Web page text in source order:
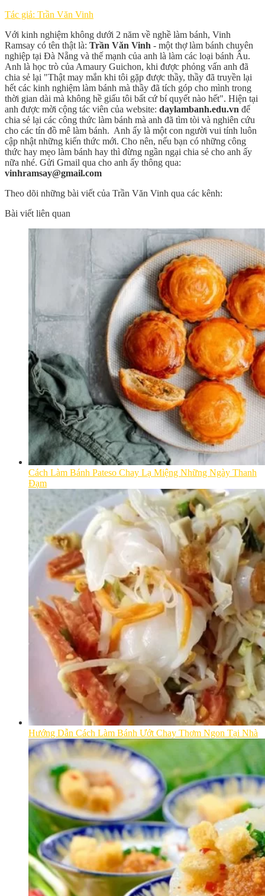
Tác giả: Trần Văn Vinh
Với kinh nghiệm không dưới 2 năm về nghề làm bánh, Vinh
Ramsay có tên thật là: Trần Văn Vinh - một thợ làm bánh chuyên
nghiệp tại Đà Nẵng và thế mạnh của anh là làm các loại bánh Âu.
Anh là học trò của Amaury Guichon, khi được phỏng vấn anh đã
chia sẻ lại "Thật may mắn khi tôi gặp được thầy, thầy đã truyền lại
hết các kinh nghiệm làm bánh mà thầy đã tích góp cho mình trong
thời gian dài mà không hề giấu tôi bất cứ bí quyết nào hết". Hiện tại
anh được mời cộng tác viên của website: daylambanh.edu.vn để
chia sẻ lại các công thức làm bánh mà anh đã tìm tòi và nghiên cứu
cho các tín đồ mê làm bánh. Anh ấy là một con người vui tính luôn
cập nhật những kiến thức mới. Cho nên, nếu bạn có những công
thức hay mẹo làm bánh hay thì đừng ngần ngại chia sẻ cho anh ấy
nữa nhé. Gửi Gmail qua cho anh ấy thông qua:
vinhramsay@gmail.com
Theo dõi những bài viết của Trần Văn Vinh qua các kênh:
Bài viết liên quan
Cách Làm Bánh Pateso Chay Lạ Miệng Những Ngày Thanh
Đạm
Hướng Dẫn Cách Làm Bánh Ướt Chay Thơm Ngon Tại Nhà